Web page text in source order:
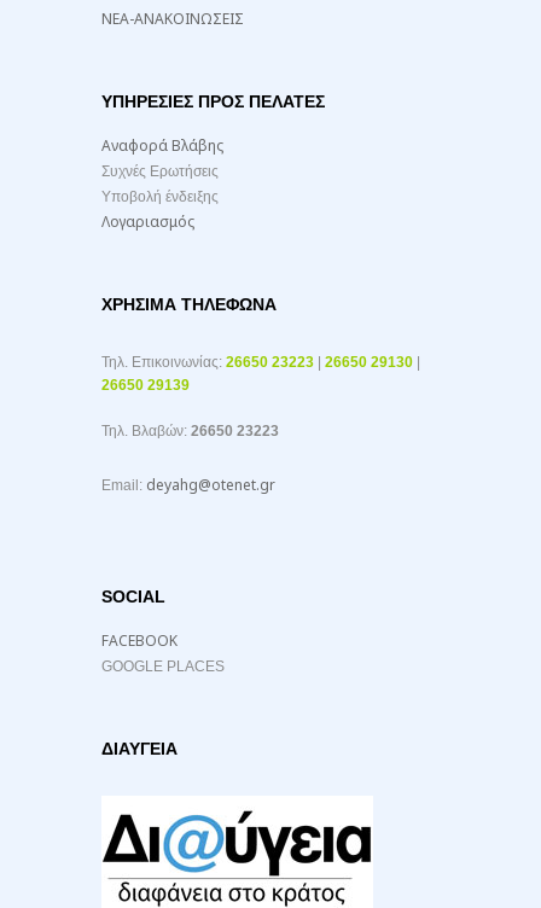
ΝΕΑ-ΑΝΑΚΟΙΝΩΣΕΙΣ
ΥΠΗΡΕΣΙΕΣ ΠΡΟΣ ΠΕΛΑΤΕΣ
Αναφορά Βλάβης
Συχνές Ερωτήσεις
Υποβολή ένδειξης
Λογαριασμός
ΧΡΉΣΙΜΑ ΤΗΛΈΦΩΝΑ
Τηλ. Επικοινωνίας: 26650 23223 26650 29130
26650 29139
Τηλ. Βλαβών: 26650 23223
Email: deyahg@otenet.gr
SOCIAL
FACEBOOK
GOOGLE PLACES
ΔΙΑΥΓΕΙΑ